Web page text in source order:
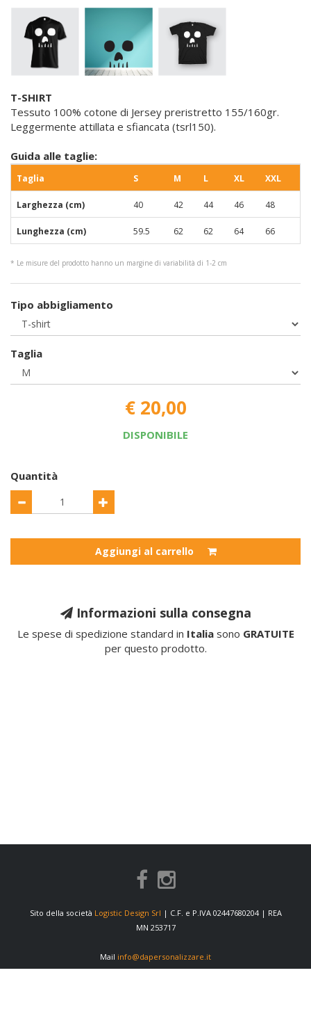
T-SHIRT
Tessuto 100% cotone di Jersey preristretto 155/160gr.
Leggermente attillata e sfiancata (tsrl150).
Guida alle taglie:
Taglia S M L XL XXL
Larghezza (cm) 40 42 44 46 48
Lunghezza (cm) 59.5 62 62 64 66
* Le misure del prodotto hanno un margine di variabilità di 1-2 cm
Tipo abbigliamento
Taglia
€ 20,00
DISPONIBILE
Quantità
Aggiungi al carrello
Informazioni sulla consegna
Le spese di spedizione standard in Italiasono GRATUITE
per questo prodotto.
Sito della società Logistic Design Srl | C.F. e P.IVA 02447680204 | REA
MN 253717
Mail info@dapersonalizzare.it